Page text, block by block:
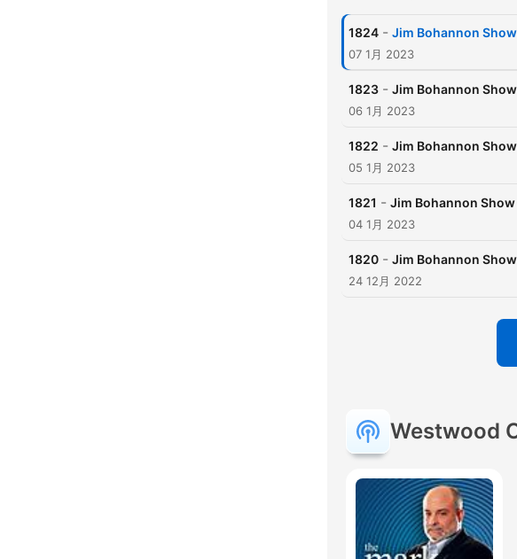
1824 - Jim Bohannon
07 1月 2023
1823 - Jim Bohannon
06 1月 2023
1822 - Jim Bohannon
05 1月 2023
1821 - Jim Bohannon
04 1月 2023
1820 - Jim Bohannon
24 12月 2022
Westwood